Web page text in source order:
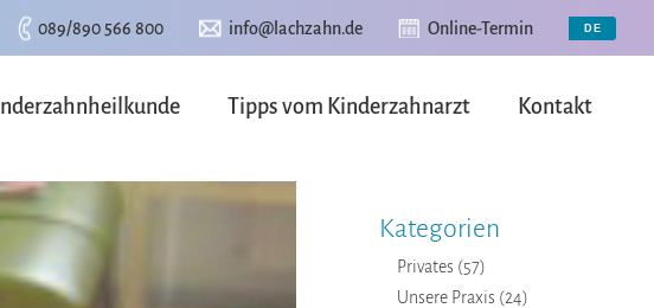
089/890 566 800 info@lachzahn.de Online-Termin
Tipps vom Kinderzahnarzt Kontakt
Kategorien
Privates (57)
Unsere Praxis (24)